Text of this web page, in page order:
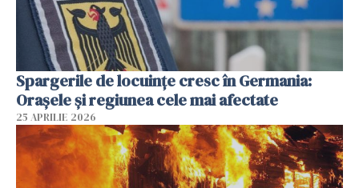
Spargerile de locuințe cresc în Germania:
Orașele și regiunea cele mai afectate
25 APRILIE 2026